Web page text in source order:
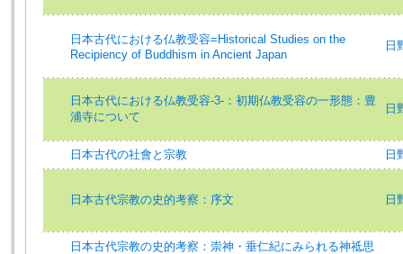
日本古代における仏教受容=Historical Studies on the
Recipiency of Buddhism in Ancient Japan
日
日本古代における仏教受容-3-：初期仏教受容の一形態：豊
浦寺について
日
日本古代の社會と宗教 日
日本古代宗教の史的考察：序文 日
日本古代宗教の史的考察：崇神・垂仁紀にみられる神祗思